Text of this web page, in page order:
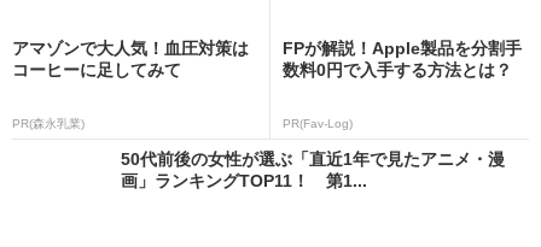
アマゾンで大人気！血圧対策は
コーヒーに足してみて
PR(森永乳業)
FPが解説！Apple製品を分割手
数料0円で入手する方法とは？
PR(Fav-Log)
50代前後の女性が選ぶ「直近1年で見たアニメ・漫
画」ランキングTOP11！ 第1...